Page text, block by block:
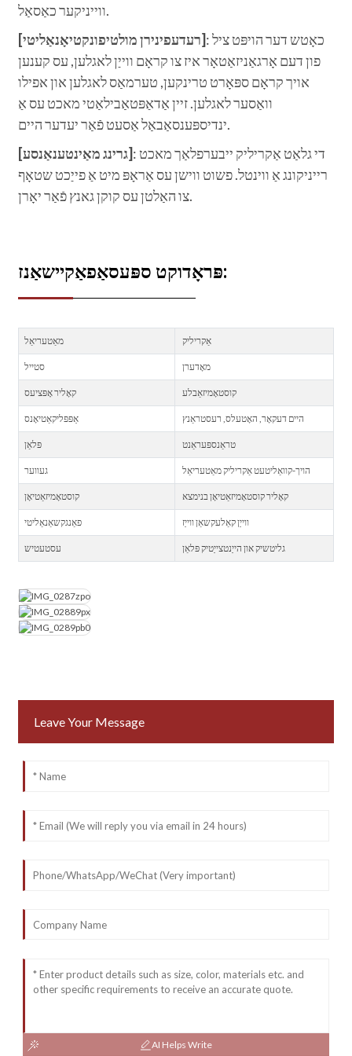
ווייניקער כאַסאַל.
[רעדעפינירן מולטיפונקטיאָנאַליטי]: כאָטש דער הויפּט ציל
פון דעם אָרגאַניזאַטאָר איז צו קראָם ווייַן לאגלען, עס קענען
אויך קראָם ספּאָרט טרינקען, טערמאַס לאגלען און אפילו
וואַסער לאגלען. זיין אַדאַפּטאַבילאַטי מאכט עס אַ
ינדיספּענסאַבאַל אַסעט פֿאַר יעדער היים.
[גרינג מאַינטענאַנסע]: די גלאַט אַקריליק ייבערפלאַך מאכט
רייניקונג אַ ווינטל. פשוט ווישן עס אַראָפּ מיט אַ פייַכט שטאָף
צו האַלטן עס קוקן גאנץ פֿאַר יאָרן.
פּראָדוקט ספּעסאַפאַקיישאַנז:
מאַטעריאַל אַקריליק
סטייל מאָדערן
קאָליר אָפּציעס קוסטאָמיזאַבלע
אַפּפּליקאַטיאָנס היים דעקאָר, האָטעלס, רעסטראַנץ
פּלאַן טראַנספּעראַנט
געווער הויך-קוואַליטעט אַקריליק מאַטעריאַל
קוסטאָמיזאַטיאָן קאָליר קוסטאָמיזאַטיאָן בנימצא
פאַנגקשאַנאַליטי ווייַן קאַלעקשאַן ווייַז
עסטעטיש גליטשיק און הייַנטצייַטיק פּלאַן
Leave Your Message
AI Helps Write